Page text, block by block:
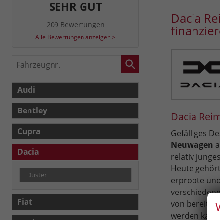
Dacia
Dacia
Gefälliges
Neuwagen
relativ
Heute
erprobte
von bereits
werden
SEHR GUT
209 Bewertungen
Alle Bewertungen anzeigen >
Fahrzeugnr.
Audi
Bentley
Cupra
Dacia
Duster
Fiat